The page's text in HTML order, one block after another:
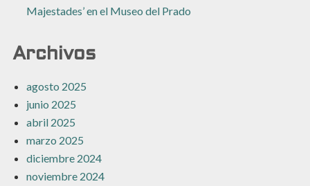
Majestades’ en el Museo del Prado
Archivos
agosto 2025
junio 2025
abril 2025
marzo 2025
diciembre 2024
noviembre 2024